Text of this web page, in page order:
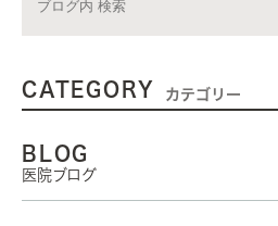
CATEGORY カテゴリー
BLOG
医院ブログ